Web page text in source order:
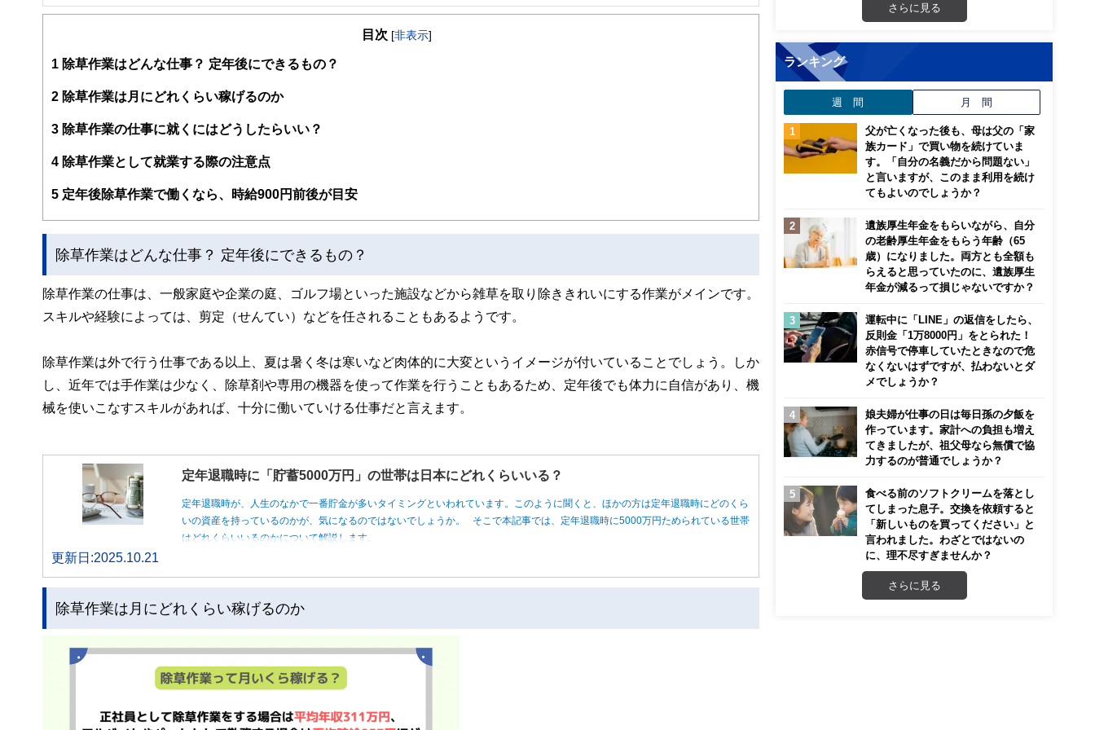
２級ファイナンシャルプランナー
現在では行政書士・ファイナンシャルプランナーとして活躍する傍ら、フリーライターとして精力的に活動中。広範な知識をもとに市民法務から
目次 [非表示]
1 除草作業はどんな仕事？ 定年後にできるもの？
2 除草作業は月にどれくらい稼げるのか
3 除草作業の仕事に就くにはどうしたらいい？
4 除草作業として就業する際の注意点
5 定年後除草作業で働くなら、時給900円前後が目安
除草作業はどんな仕事？ 定年後にできるもの？
除草作業の仕事は、一般家庭や企業の庭、ゴルフ場といった施設などから雑草を取り除ききれいにする作業がメインです。
スキルや経験によっては、剪定（せんてい）などを任されることもあるようです。
除草作業は外で行う仕事である以上、夏は暑く冬は寒いなど肉体的に大変というイメージが付いていることでしょう。しか
し、近年では手作業は少なく、除草剤や専用の機器を使って作業を行うこともあるため、定年後でも体力に自信があり、機
械を使いこなすスキルがあれば、十分に働いていける仕事だと言えます。
定年退職時に「貯蓄5000万円」の世帯は日本にどれくらいいる？
定年退職時が、人生のなかで一番貯金が多いタイミングといわれています。このように聞くと、ほかの方は定年退職時にどのくら
いの資産を持っているのかが、気になるのではないでしょうか。 そこで本記事では、定年退職時に5000万円ためられている世帯
はどれくらいいるのかについて解説します。
更新日:2025.10.21
除草作業は月にどれくらい稼げるのか
さらに見る
ランキング
週 間 月 間
父が亡くなった後も、母は父の「家
族カード」で買い物を続けていま
す。「自分の名義だから問題ない」
と言いますが、このまま利用を続け
てもよいのでしょうか？
遺族厚生年金をもらいながら、自分
の老齢厚生年金をもらう年齢（65
歳）になりました。両方とも全額も
らえると思っていたのに、遺族厚生
年金が減るって損じゃないですか？
運転中に「LINE」の返信をしたら、
反則金「1万8000円」をとられた！
赤信号で停車していたときなので危
なくないはずですが、払わないとダ
メでしょうか？
娘夫婦が仕事の日は毎日孫の夕飯を
作っています。家計への負担も増え
てきましたが、祖父母なら無償で協
力するのが普通でしょうか？
食べる前のソフトクリームを落とし
てしまった息子。交換を依頼すると
「新しいものを買ってください」と
言われました。わざとではないの
に、理不尽すぎませんか？
さらに見る